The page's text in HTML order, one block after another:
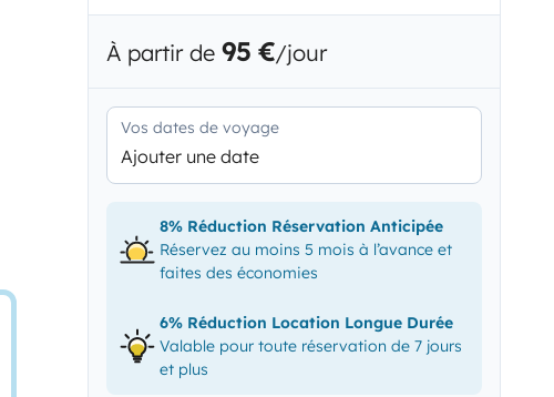
À partir de 95 €/jour
Vos dates de voyage
Ajouter une date
8% Réduction Réservation Anticipée
Réservez au moins 5 mois à l’avance et
faites des économies
6% Réduction Location Longue Durée
Valable pour toute réservation de 7 jours
et plus